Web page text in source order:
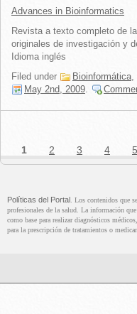
Advances in Bioinformatics
Revista a texto completo de
originales de investigación y
Idioma inglés
Filed under
Bioinformática,
May 2nd, 2009.
Políticas del Portal . Los contenidos que
profesionales de la salud. La información
como base para realizar diagnósticos
para la prescripción de tratamientos o